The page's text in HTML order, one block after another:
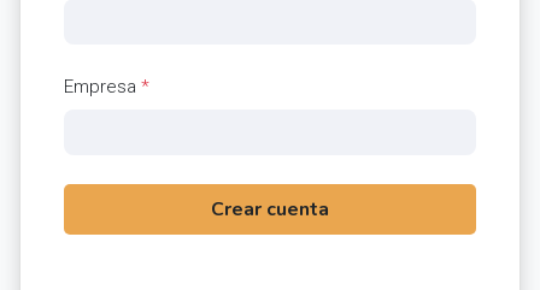
Empresa *
Crear cuenta